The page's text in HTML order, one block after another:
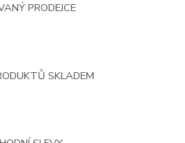
PRODEJCE
SKLADEM